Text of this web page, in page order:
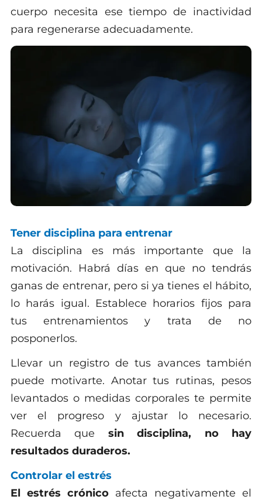
cuerpo necesita ese tiempo de inactividad
para regenerarse adecuadamente.
Tener disciplina para entrenar
La disciplina es más importante que la
motivación. Habrá días en que no tendrás
ganas de entrenar, pero si ya tienes el hábito,
lo harás igual. Establece horarios fijos para
tus entrenamientos y trata de no
posponerlos.
Llevar un registro de tus avances también
puede motivarte. Anotar tus rutinas, pesos
levantados o medidas corporales te permite
ver el progreso y ajustar lo necesario.
Recuerda que sin disciplina, no hay
resultados duraderos.
Controlar el estrés
El estrés crónico afecta negativamente el